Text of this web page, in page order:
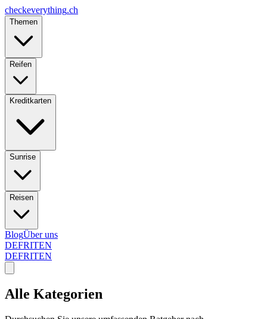
checkeverything.ch
Themen
Reifen
Kreditkarten
Sunrise
Reisen
BlogÜber uns
DEFRITEN
DEFRITEN
Alle Kategorien